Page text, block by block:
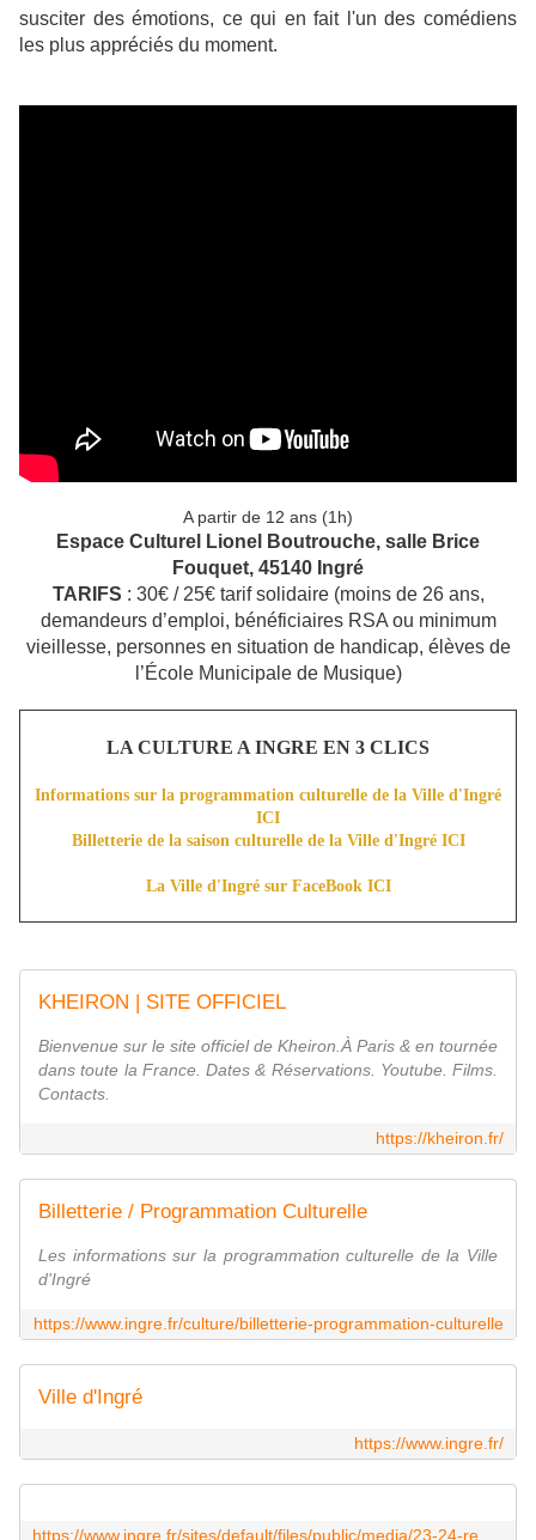
susciter des émotions, ce qui en fait l'un des comédiens
les plus appréciés du moment.
A partir de 12 ans (1h)
Espace Culturel Lionel Boutrouche, salle Brice
Fouquet, 45140 Ingré
TARIFS : 30€ / 25€ tarif solidaire (moins de 26 ans,
demandeurs d’emploi, bénéficiaires RSA ou minimum
vieillesse, personnes en situation de handicap, élèves de
l’École Municipale de Musique)
LA CULTURE A INGRE EN 3 CLICS
Informations sur la programmation culturelle de la Ville d'Ingré
ICI
Billetterie de la saison culturelle de la Ville d'Ingré ICI
La Ville d'Ingré sur FaceBook ICI
KHEIRON | SITE OFFICIEL
Bienvenue sur le site officiel de Kheiron.À Paris & en tournée
dans toute la France. Dates & Réservations. Youtube. Films.
Contacts.
https://kheiron.fr/
Billetterie / Programmation Culturelle
Les informations sur la programmation culturelle de la Ville
d'Ingré
https://www.ingre.fr/culture/billetterie-programmation-culturelle
Ville d'Ingré
https://www.ingre.fr/